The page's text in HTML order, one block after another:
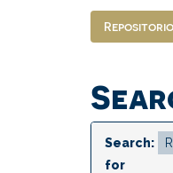
Search:
for